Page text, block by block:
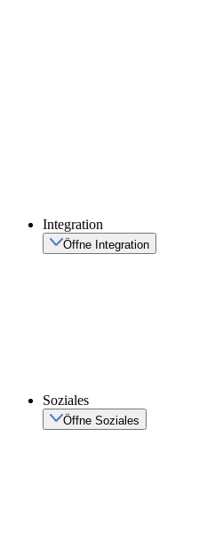
Integration
Öffne Integration
Soziales
Öffne Soziales